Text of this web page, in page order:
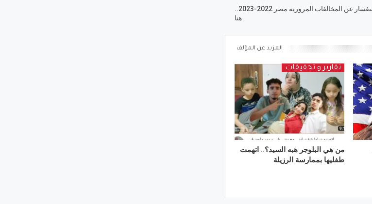
رابط الاستفسار عن المخالفات المرورية مصر 2022-2023..
هنا
المزيد عن المؤلف
تقارير و تحقيقات
من هي البلوجر هبه السيد؟.. اتهمت
طفليها بممارسة الرزيلة